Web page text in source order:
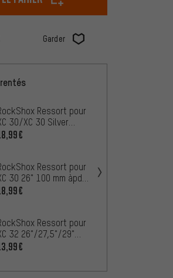
Garder
Ressort pour
30/XC 30 Silver
29" 100 mm
Ressort pour
30 26" 100 mm àpd
2012
Ressort pour
32 26"/27,5"/29"
mm